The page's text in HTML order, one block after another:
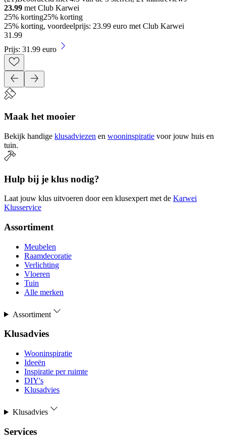
23.99 met Club Karwei
25% korting25% korting
25% korting, voordeelprijs: 23.99 euro met Club Karwei
31.99
Prijs: 31.99 euro
Maak het mooier
Bekijk handige klusadviezen en wooninspiratie voor jouw huis en
tuin.
Hulp bij je klus nodig?
Laat jouw klus uitvoeren door een klusexpert met de Karwei
Klusservice
Assortiment
Meubelen
Raamdecoratie
Verlichting
Vloeren
Tuin
Alle merken
Assortiment
Klusadvies
Wooninspiratie
Ideeën
Inspiratie per ruimte
DIY's
Klusadvies
Klusadvies
Services